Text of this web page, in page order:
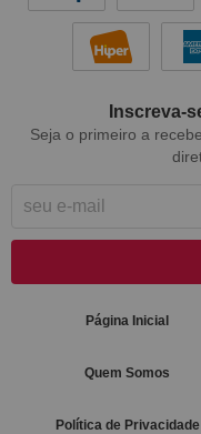
Inscreva-
Seja o primeiro a
Página Inicial
Quem Somos
Política de Privacidade